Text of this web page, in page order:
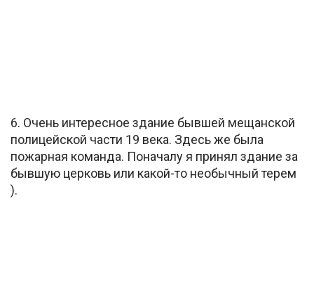
6. Очень интересное здание бывшей мещанской
полицейской части 19 века. Здесь же была
пожарная команда. Поначалу я принял здание за
бывшую церковь или какой-то необычный терем
).